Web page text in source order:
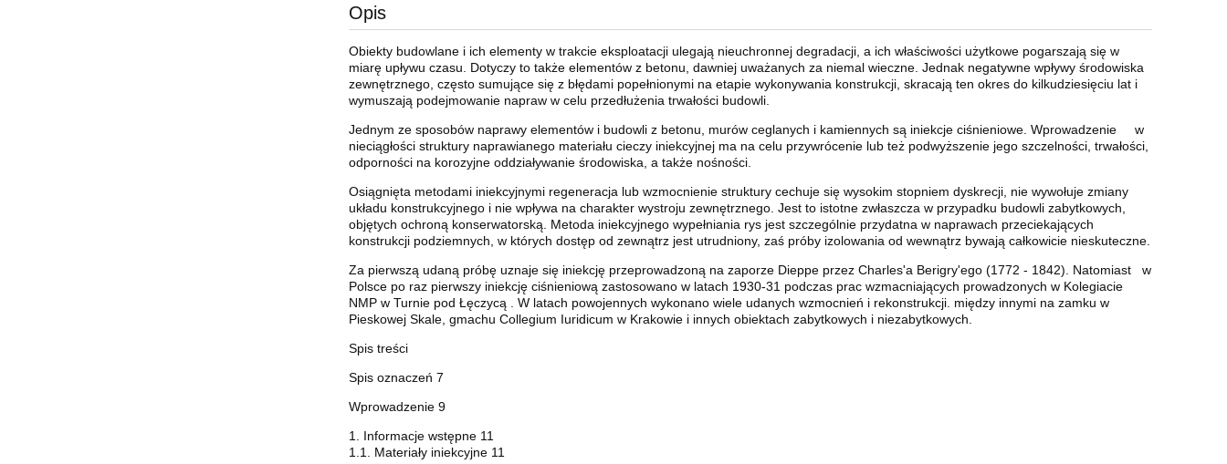
Opis
Obiekty budowlane i ich elementy w trakcie eksploatacji ulegają nieuchronnej degradacji, a ich właściwości użytkowe pogarszają się w
miarę upływu czasu. Dotyczy to także elementów z betonu, dawniej uważanych za niemal wieczne. Jednak negatywne wpływy środowiska
zewnętrznego, często sumujące się z błędami popełnionymi na etapie wykonywania konstrukcji, skracają ten okres do kilkudziesięciu lat i
wymuszają podejmowanie napraw w celu przedłużenia trwałości budowli.
Jednym ze sposobów naprawy elementów i budowli z betonu, murów ceglanych i kamiennych są iniekcje ciśnieniowe. Wprowadzenie w
nieciągłości struktury naprawianego materiału cieczy iniekcyjnej ma na celu przywrócenie lub też podwyższenie jego szczelności, trwałości,
odporności na korozyjne oddziaływanie środowiska, a także nośności.
Osiągnięta metodami iniekcyjnymi regeneracja lub wzmocnienie struktury cechuje się wysokim stopniem dyskrecji, nie wywołuje zmiany
układu konstrukcyjnego i nie wpływa na charakter wystroju zewnętrznego. Jest to istotne zwłaszcza w przypadku budowli zabytkowych,
objętych ochroną konserwatorską. Metoda iniekcyjnego wypełniania rys jest szczególnie przydatna w naprawach przeciekających
konstrukcji podziemnych, w których dostęp od zewnątrz jest utrudniony, zaś próby izolowania od wewnątrz bywają całkowicie nieskuteczne.
Za pierwszą udaną próbę uznaje się iniekcję przeprowadzoną na zaporze Dieppe przez Charles'a Berigry'ego (1772 - 1842). Natomiast w
Polsce po raz pierwszy iniekcję ciśnieniową zastosowano w latach 1930-31 podczas prac wzmacniających prowadzonych w Kolegiacie
NMP w Turnie pod Łęczycą . W latach powojennych wykonano wiele udanych wzmocnień i rekonstrukcji. między innymi na zamku w
Pieskowej Skale, gmachu Collegium Iuridicum w Krakowie i innych obiektach zabytkowych i niezabytkowych.
Spis treści
Spis oznaczeń 7
Wprowadzenie 9
1. Informacje wstępne 11
1.1. Materiały iniekcyjne 11